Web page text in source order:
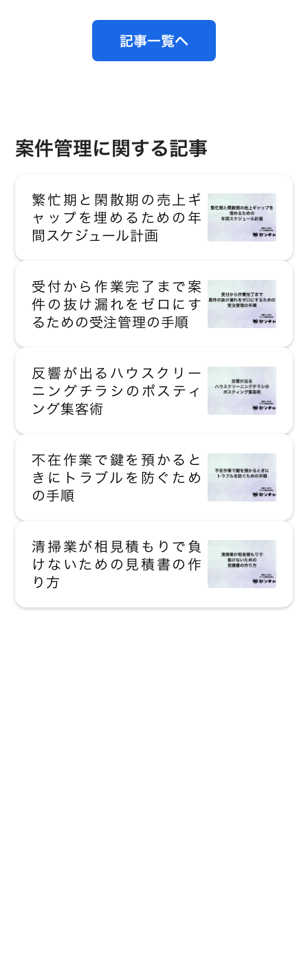
記事一覧へ
案件管理に関する記事
繁忙期と閑散期の売上ギ
ャップを埋めるための年
間スケジュール計画
受付から作業完了まで案
件の抜け漏れをゼロにす
るための受注管理の手順
反響が出るハウスクリー
ニングチラシのポスティ
ング集客術
不在作業で鍵を預かると
きにトラブルを防ぐため
の手順
清掃業が相見積もりで負
けないための見積書の作
り方